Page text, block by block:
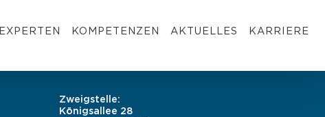
EXPERTEN KOMPETENZEN AKTUELLES KARRIERE
Zweigstelle:
Königsallee 28